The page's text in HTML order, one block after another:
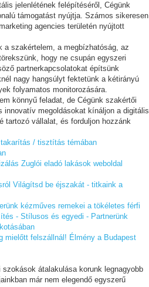
jelenlétének felépítéséről, Cégünk
támogatást nyújtja. Számos sikeresen
agencies területén nyújtott
a szakértelem, a megbízhatóság, az
hogy ne csupán egyszeri
partnerkapcsolatokat építsünk
nagy hangsúlyt fektetünk a kétirányú
folyamatos monitorozására.
könnyű feladat, de Cégünk szakértői
innovatív megoldásokat kínáljon a digitális
tartozó vállalat, és forduljon hozzánk
/ tisztítás témában
Zuglói eladó lakások weboldal
Világítsd be éjszakát - titkaink a
kézműves remekei a tökéletes férfi
- Stílusos és egyedi - Partnerünk
mielőtt felszállnál! Élmény a Budapest
átalakulása korunk legnagyobb
már nem elegendő egyszerű